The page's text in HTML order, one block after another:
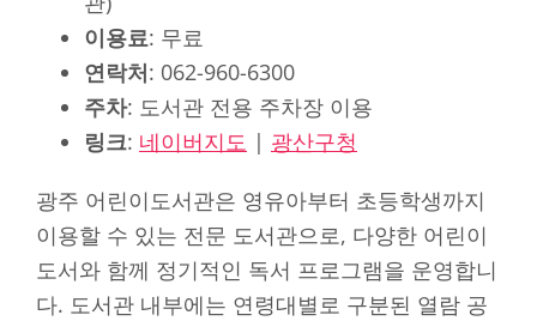
이용료: 무료
연락처: 062-960-6300
주차: 도서관 전용 주차장 이용
링크: 네이버지도 | 광산구청
광주 어린이도서관은 영유아부터 초등학생까지
이용할 수 있는 전문 도서관으로, 다양한 어린이
도서와 함께 정기적인 독서 프로그램을 운영합니
다. 도서관 내부에는 연령대별로 구분된 열람 공